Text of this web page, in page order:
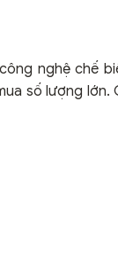
nghệ chế
số lượng lớn.